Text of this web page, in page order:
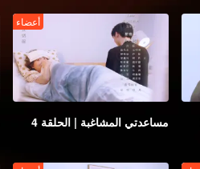
أعضاء
مساعدتي المشاغبة | الحلقة 4